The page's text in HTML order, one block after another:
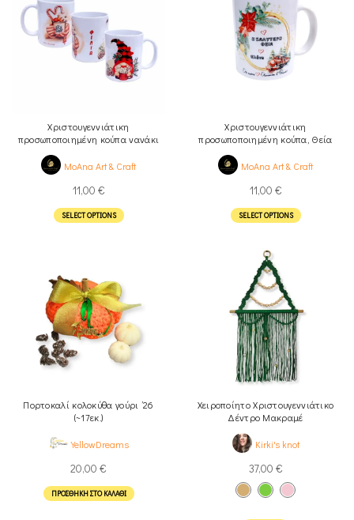
Χριστουγεννιάτικη
προσωποποιημένη κούπα νανάκι
MoAna Art & Craft
11,00 €
SELECT OPTIONS
Χριστουγεννιάτικη
προσωποποιημένη κούπα, Θεία
MoAna Art & Craft
11,00 €
SELECT OPTIONS
Πορτοκαλί κολοκύθα γούρι ’26
(~17εκ.)
YellowDreams
20,00 €
ΠΡΟΣΘΉΚΗ ΣΤΟ ΚΑΛΆΘΙ
Χειροποίητο Χριστουγεννιάτικο
Δέντρο Μακραμέ
Kirki's knot
37,00 €